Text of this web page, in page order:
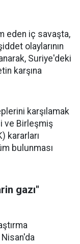
eden iç savaşta,
olaylarının
Suriye'deki
karşına
karşılamak
ve Birleşmiş
kararları
bulunması
gazı"